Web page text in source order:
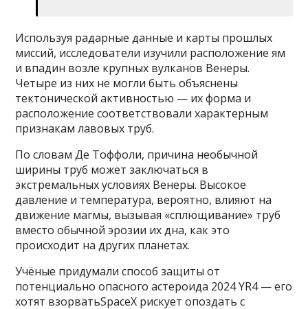
Используя радарные данные и карты прошлых
миссий, исследователи изучили расположение ям
и впадин возле крупных вулканов Венеры.
Четыре из них не могли быть объяснены
тектонической активностью — их форма и
расположение соответствовали характерным
признакам лавовых труб.
По словам Де Тоффоли, причина необычной
ширины труб может заключаться в
экстремальных условиях Венеры. Высокое
давление и температура, вероятно, влияют на
движение магмы, вызывая «сплющивание» труб
вместо обычной эрозии их дна, как это
происходит на других планетах.
Учёные придумали способ защиты от
потенциально опасного астероида 2024 YR4 — его
хотят взорватьSpaceX рискует опоздать с